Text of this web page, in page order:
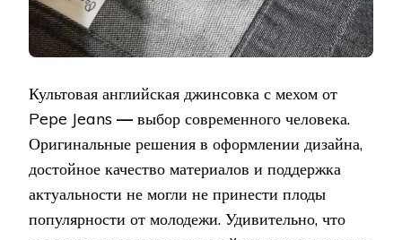
Культовая английская джинсовка с мехом от
Pepe Jeans — выбор современного человека.
Оригинальные решения в оформлении дизайна,
достойное качество материалов и поддержка
актуальности не могли не принести плоды
популярности от молодежи. Удивительно, что